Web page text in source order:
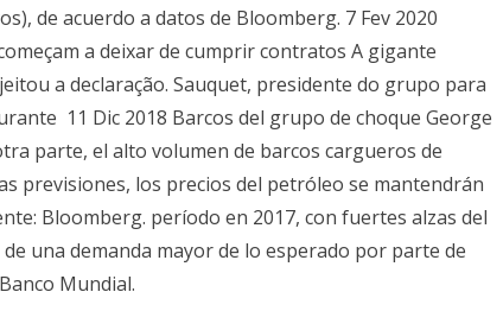
de acuerdo a datos de Bloomberg. 7 Fev 2020
a deixar de cumprir contratos A gigante
a declaração. Sauquet, presidente do grupo para
11 Dic 2018 Barcos del grupo de choque George
parte, el alto volumen de barcos cargueros de
previsiones, los precios del petróleo se mantendrán
Bloomberg. período en 2017, con fuertes alzas del
una demanda mayor de lo esperado por parte de
Mundial.